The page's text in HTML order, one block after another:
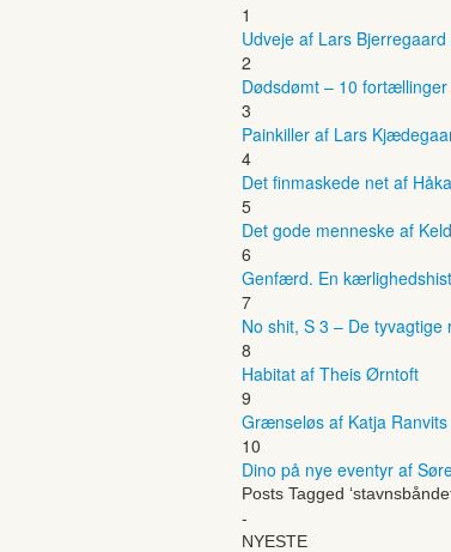
1
Udveje af Lars Bjerregaard
2
Dødsdømt – 10
3
Painkiller af Lars
4
Det finmaskede net af
5
Det gode menneske af
6
Genfærd. En
7
No shit, S 3 – De
8
Habitat af Theis Ørntoft
9
Grænseløs af Katja Ranvits
10
Dino på nye eventyr af
Posts Tagged
-
NYESTE